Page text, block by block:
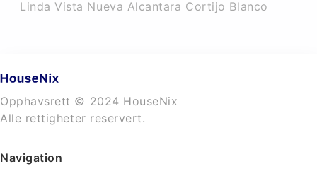
Linda Vista Nueva Alcantara Cortijo Blanco
Opphavsrett © 2024 HouseNix
Alle rettigheter reservert.
Navigation